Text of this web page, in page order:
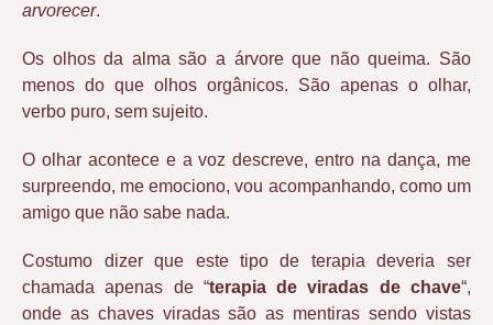
arvorecer.
Os olhos da alma são a árvore que não queima. São
menos do que olhos orgânicos. São apenas o olhar,
verbo puro, sem sujeito.
O olhar acontece e a voz descreve, entro na dança, me
surpreendo, me emociono, vou acompanhando, como um
amigo que não sabe nada.
Costumo dizer que este tipo de terapia deveria ser
chamada apenas de “terapia de viradas de chave“,
onde as chaves viradas são as mentiras sendo vistas